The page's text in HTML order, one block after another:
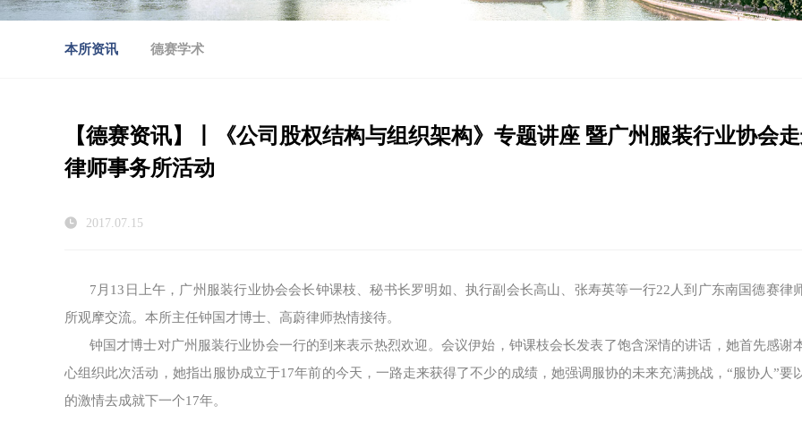
本所资讯 德赛学术
【德赛资讯】丨《公司股权结构与组织架构》专题讲座 暨广州服装行业协会
律师事务所活动
2017.07.15
7月13日上午，广州服装行业协会会长钟课枝、秘书长罗明如、执行副会长高山、张寿英等一行22人到广东南国德赛律
所观摩交流。本所主任钟国才博士、高蔚律师热情接待。
钟国才博士对广州服装行业协会一行的到来表示热烈欢迎。会议伊始，钟课枝会长发表了饱含深情的讲话，她首先感谢
心组织此次活动，她指出服协成立于17年前的今天，一路走来获得了不少的成绩，她强调服协的未来充满挑战，“服协人”要
的激情去成就下一个17年。